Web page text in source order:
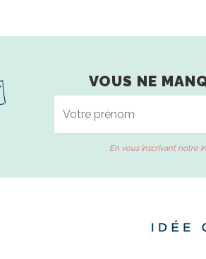
VOUS NE
En vous inscrivant notre